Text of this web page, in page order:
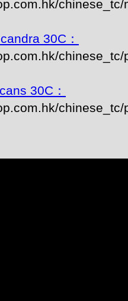
30C：
chinese_tc/
30C：